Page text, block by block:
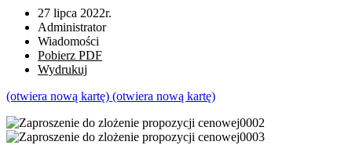
27 lipca 2022r.
Administrator
Wiadomości
Pobierz PDF
Wydrukuj
(otwiera nową kartę) (otwiera nową kartę)